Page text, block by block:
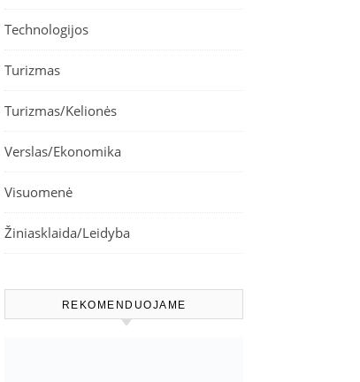
Technologijos
Turizmas
Turizmas/Kelionės
Verslas/Ekonomika
Visuomenė
Žiniasklaida/Leidyba
REKOMENDUOJAME